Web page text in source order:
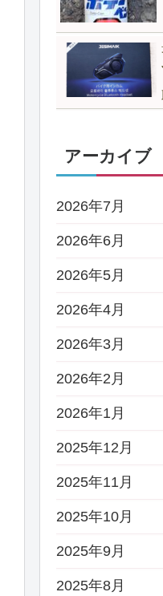
アーカイブ
2026年7月
2026年6月
2026年5月
2026年4月
2026年3月
2026年2月
2026年1月
2025年12月
2025年11月
2025年10月
2025年9月
2025年8月